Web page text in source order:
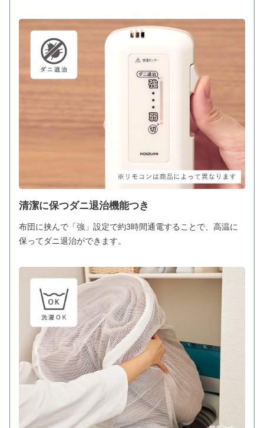
清潔に保つダニ退治機能つき
布団に挟んで「強」設定で約3時間通電することで、高温に
保ってダニ退治ができます。